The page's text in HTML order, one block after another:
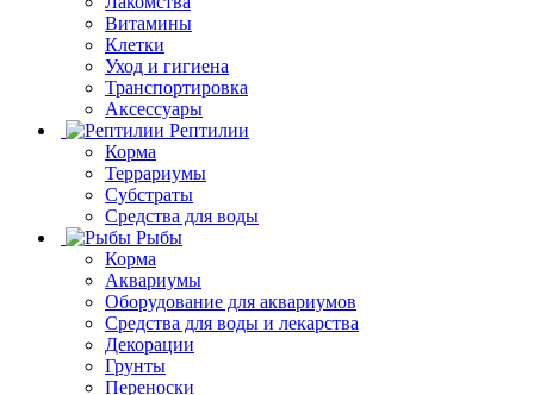
Витамины
Клетки
Уход и гигиена
Транспортировка
Аксессуары
Рептилии
Корма
Террариумы
Субстраты
Средства для воды
Рыбы
Корма
Аквариумы
Оборудование для аквариумов
Средства для воды и лекарства
Декорации
Грунты
Переноски